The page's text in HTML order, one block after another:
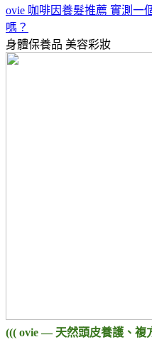
ovie 咖啡因養髮推薦 實測一
嗎？
身體保養品 美容彩妝
((( ovie — 天然頭皮養護、複